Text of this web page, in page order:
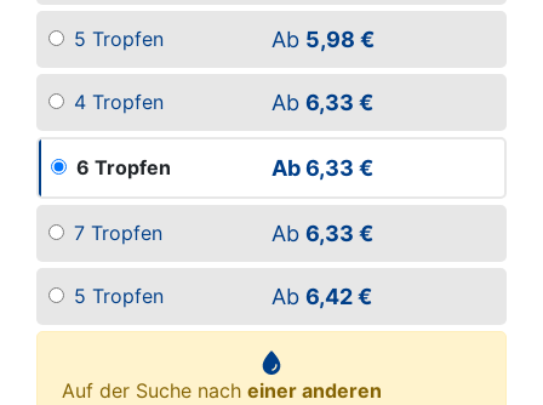
5 Tropfen Ab 5,98 €
4 Tropfen Ab 6,33 €
6 Tropfen Ab6,33 €
7 Tropfen Ab 6,33 €
5 Tropfen Ab 6,42 €
Auf der Suche nach einer anderen